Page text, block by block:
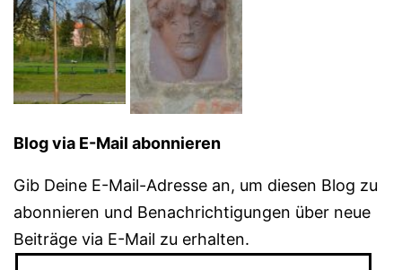
Blog via E-Mail abonnieren
Gib Deine E-Mail-Adresse an, um diesen Blog zu
abonnieren und Benachrichtigungen über neue
Beiträge via E-Mail zu erhalten.